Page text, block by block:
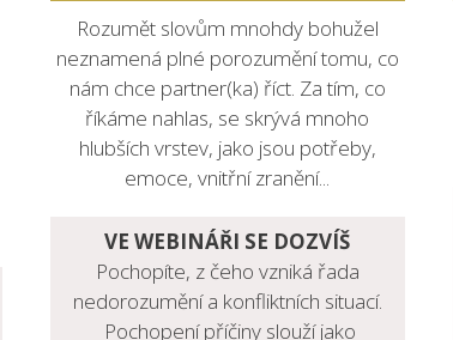
Rozumět slovům mnohdy bohužel
neznamená plné porozumění tomu, co
nám chce partner(ka) říct. Za tím, co
říkáme nahlas, se skrývá mnoho
hlubších vrstev, jako jsou potřeby,
emoce, vnitřní zranění...
VE WEBINÁŘI SE DOZVÍŠ
Pochopíte, z čeho vzniká řada
nedorozumění a konfliktních situací.
Pochopení příčiny slouží jako